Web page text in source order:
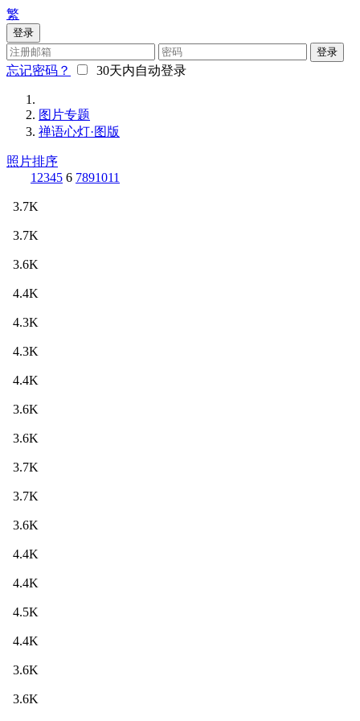
繁
登录
登录
忘记密码？ 30天内自动登录
图片专题
禅语心灯·图版
照片排序
1 2345 6 7891011
3.7K
3.7K
3.6K
4.4K
4.3K
4.3K
4.4K
3.6K
3.6K
3.7K
3.7K
3.6K
4.4K
4.4K
4.5K
4.4K
3.6K
3.6K